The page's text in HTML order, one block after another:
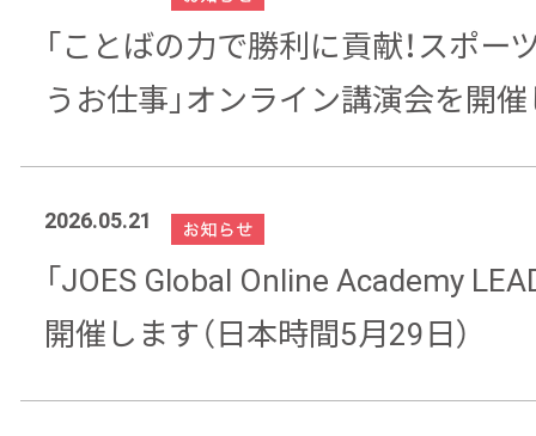
「ことばの力で勝利に貢献！スポー
うお仕事」オンライン講演会を開
2026.05.21
「JOES Global Online Academy
開催します（日本時間5月29日）